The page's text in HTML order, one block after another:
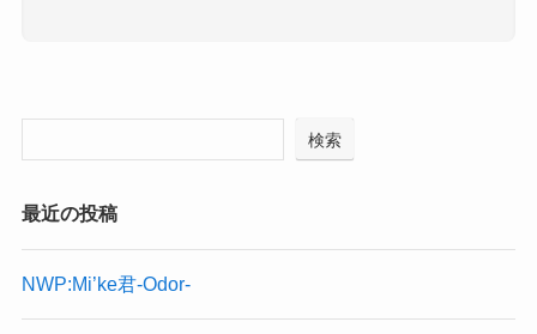
検索
最近の投稿
NWP:Mi’ke君-Odor-